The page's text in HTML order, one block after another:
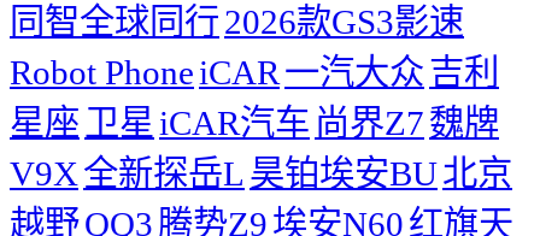
同智全球同行2026款GS3影速
Robot PhoneiCAR一汽大众吉利
星座 卫星 iCAR汽车 尚界Z7魏牌
V9X全新探岳L 昊铂埃安BU北京
越野QQ3腾势Z9埃安N60红旗天